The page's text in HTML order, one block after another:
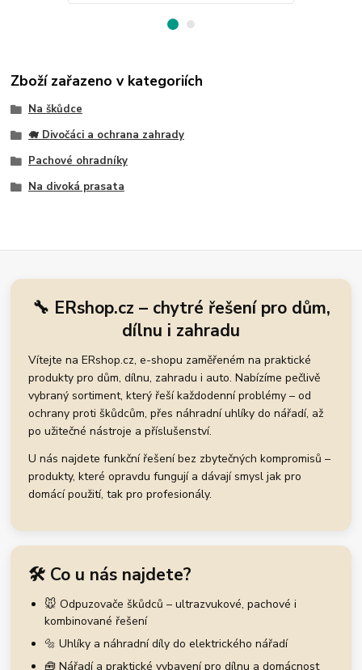
Zboží zařazeno v kategoriích
Na škůdce
🐗 Divočáci a ochrana zahrady
Pachové ohradníky
Na divoká prasata
🔧 ERshop.cz – chytré řešení pro dům,
dílnu i zahradu
Vítejte na ERshop.cz, e-shopu zaměřeném na praktické
produkty pro dům, dílnu, zahradu i auto. Nabízíme pečlivě
vybraný sortiment, který řeší každodenní problémy – od
ochrany proti škůdcům, přes náhradní uhlíky do nářadí, až
po užitečné nástroje a příslušenství.
U nás najdete funkční řešení bez zbytečných kompromisů –
produkty, které opravdu fungují a dávají smysl jak pro
domácí použití, tak pro profesionály.
🛠️ Co u nás najdete?
🐭 Odpuzovače škůdců – ultrazvukové, pachové i
kombinované řešení
🔩 Uhlíky a náhradní díly do elektrického nářadí
🧰 Nářadí a praktické vybavení pro dílnu a domácnost